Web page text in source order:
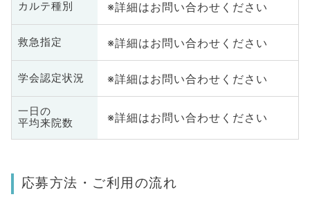
カルテ種別 ※詳細はお問い合わせください
救急指定 ※詳細はお問い合わせください
学会認定状況 ※詳細はお問い合わせください
一日の
平均来院数
※詳細はお問い合わせください
応募方法・ご利用の流れ